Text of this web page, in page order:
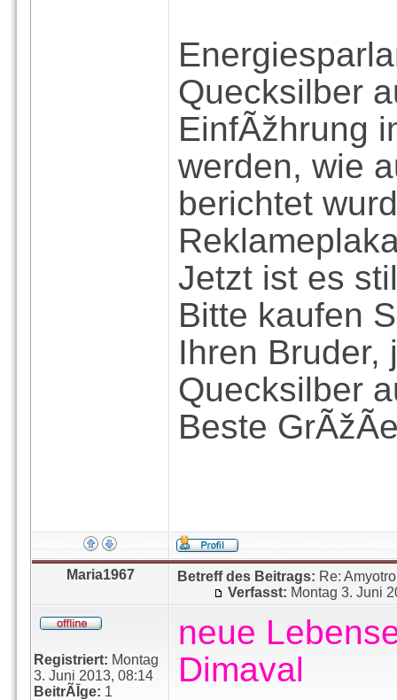
Quecksilber
EinfÃžhrung
werden, wie
berichtet
Jetzt ist es
Bitte kaufen
Ihren Bruder,
Quecksilber
Beste
Maria1967 Betreff des Beitrags: Re:
Verfasst: Montag 3. Juni
Registriert: Montag
3. Juni 2013, 08:14
BeitrÃĪge: 1
neue
Dimaval